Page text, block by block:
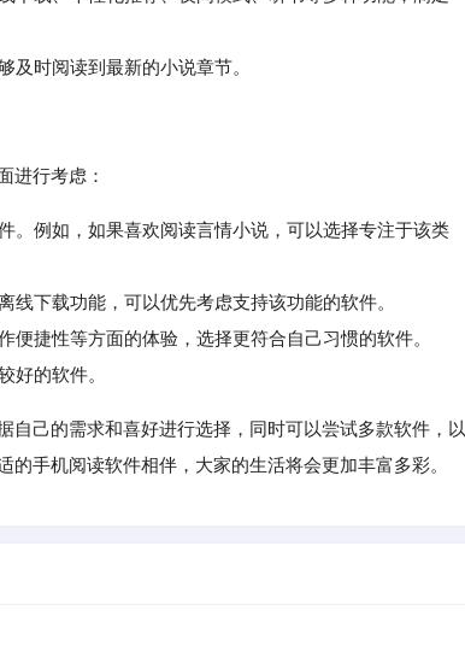
时阅读到最新的小说章节。
进行考虑：
。例如，如果喜欢阅读言情小说，可以选择专注于该类
下载功能，可以优先考虑支持该功能的软件。
捷性等方面的体验，选择更符合自己习惯的软件。
的软件。
己的需求和喜好进行选择，同时可以尝试多款软件，以
手机阅读软件相伴，大家的生活将会更加丰富多彩。